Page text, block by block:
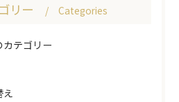
リー Categories
カテゴリー
え